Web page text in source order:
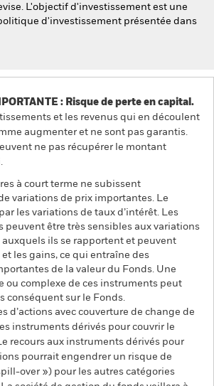
L'objectif d'investissement est une
d'investissement présentée dans
: Risque de perte en capital.
et les revenus qui en découlent
augmenter et ne sont pas garantis.
ne pas récupérer le montant
à court terme ne subissent
variations de prix importantes. Le
les variations de taux d’intérêt. Les
peuvent être très sensibles aux variations
auxquels ils se rapportent et peuvent
les gains, ce qui entraîne des
de la valeur du Fonds. Une
ou complexe de ces instruments peut
conséquent sur le Fonds.
d’actions avec couverture de change de
instruments dérivés pour couvrir le
recours aux instruments dérivés pour
pourrait engendrer un risque de
over ») pour les autres catégories